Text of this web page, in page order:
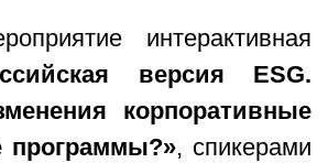
интерактивная
версия ESG.
корпоративные
программы?», спикерами